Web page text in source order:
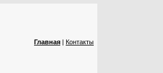
Главная | Контакты